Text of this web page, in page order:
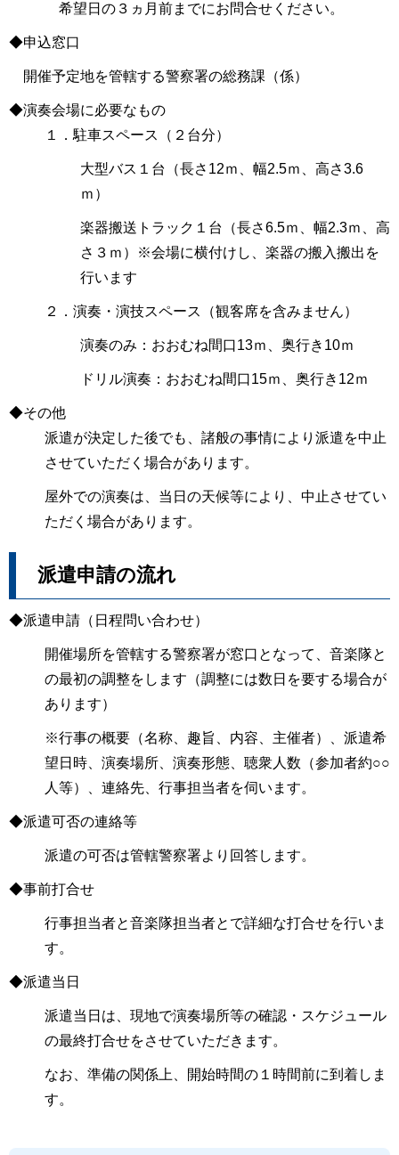
希望日の３ヵ月前までにお問合せください。
◆申込窓口
開催予定地を管轄する警察署の総務課（係）
◆演奏会場に必要なもの
１．駐車スペース（２台分）
大型バス１台（長さ12ｍ、幅2.5ｍ、高さ3.6
ｍ）
楽器搬送トラック１台（長さ6.5ｍ、幅2.3ｍ、高
さ３ｍ）※会場に横付けし、楽器の搬入搬出を
行います
２．演奏・演技スペース（観客席を含みません）
演奏のみ：おおむね間口13ｍ、奥行き10ｍ
ドリル演奏：おおむね間口15ｍ、奥行き12ｍ
◆その他
派遣が決定した後でも、諸般の事情により派遣を中止
させていただく場合があります。
屋外での演奏は、当日の天候等により、中止させてい
ただく場合があります。
派遣申請の流れ
◆派遣申請（日程問い合わせ）
開催場所を管轄する警察署が窓口となって、音楽隊と
の最初の調整をします（調整には数日を要する場合が
あります）
※行事の概要（名称、趣旨、内容、主催者）、派遣希
望日時、演奏場所、演奏形態、聴衆人数（参加者約○○
人等）、連絡先、行事担当者を伺います。
◆派遣可否の連絡等
派遣の可否は管轄警察署より回答します。
◆事前打合せ
行事担当者と音楽隊担当者とで詳細な打合せを行いま
す。
◆派遣当日
派遣当日は、現地で演奏場所等の確認・スケジュール
の最終打合せをさせていただきます。
なお、準備の関係上、開始時間の１時間前に到着しま
す。